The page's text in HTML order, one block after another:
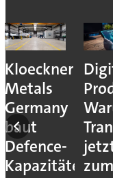
Kloeckner
Metals
Germany
baut
Defence-
Kapazitätenzum